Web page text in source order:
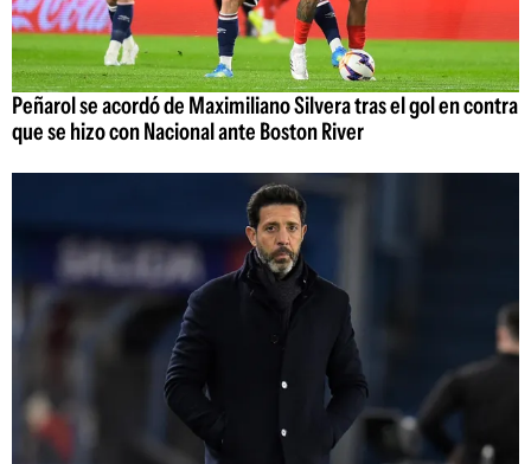
Peñarol se acordó de Maximiliano Silvera tras el gol en contra
que se hizo con Nacional ante Boston River